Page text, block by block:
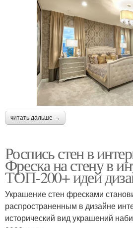
читать дальше →
Роспись стен в
Фреска на стену в
ТОП-200+ идей
Украшение стен фресками
распространенным в дизайне
исторический вид украшений